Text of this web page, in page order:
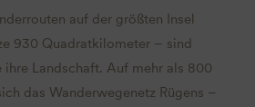
auf der größten Insel
930 Quadratkilometer – sind
Landschaft. Auf mehr als 800
das Wanderwegenetz Rügens –